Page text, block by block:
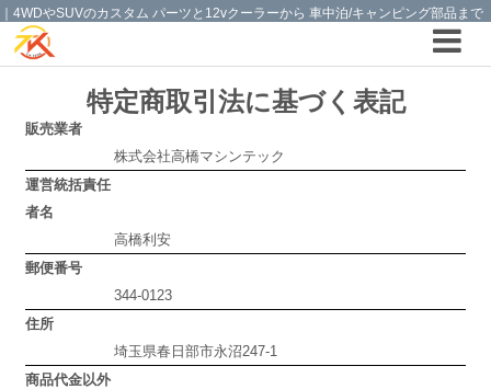
｜4WDやSUVのカスタム パーツと12vクーラーから 車中泊/キャンピング部品まで
ご提案の T.K TECH 埼玉
特定商取引法に基づく表記
販売業者
株式会社高橋マシンテック
運営統括責任
者名
高橋利安
郵便番号
344-0123
住所
埼玉県春日部市永沼247-1
商品代金以外